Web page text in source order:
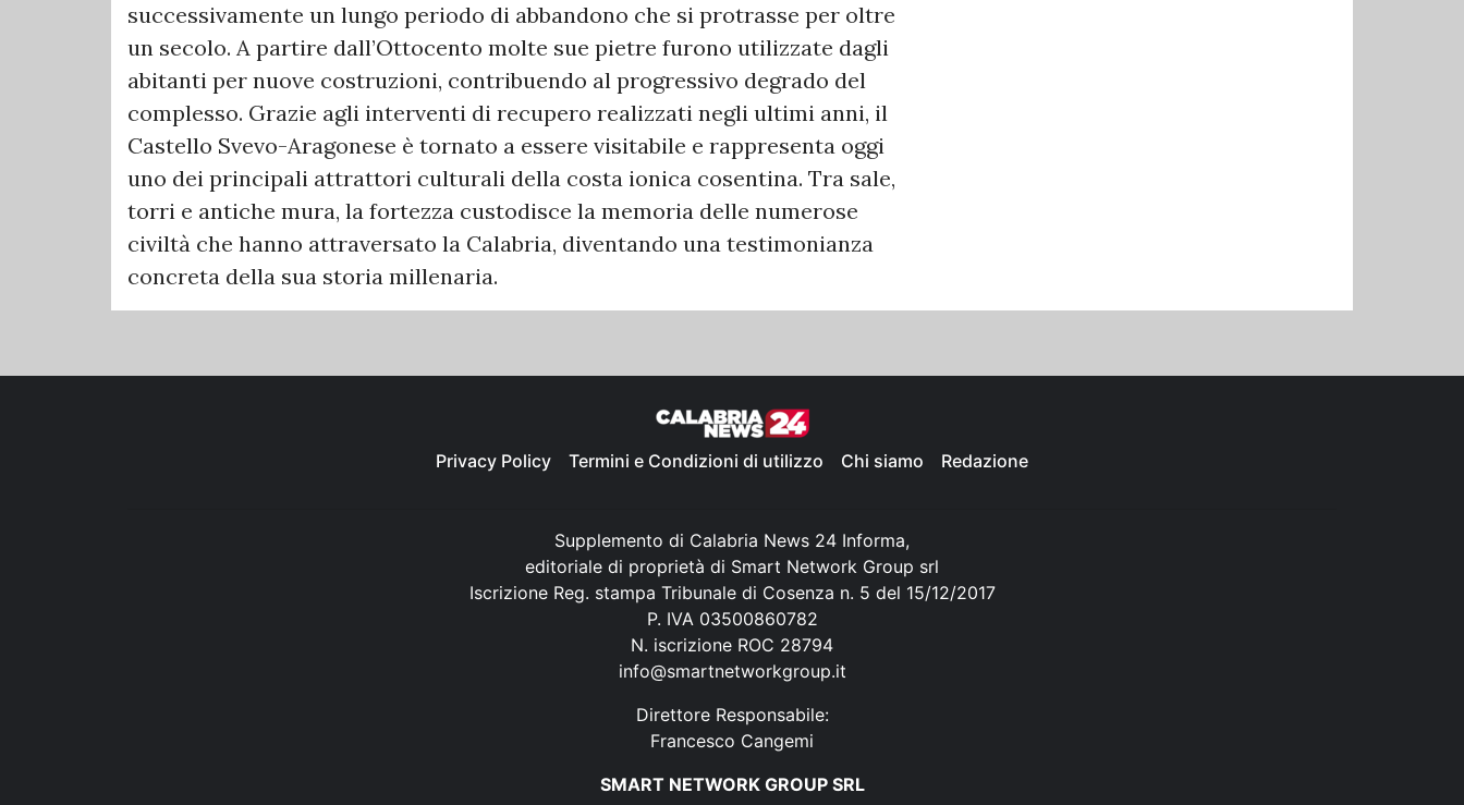
successivamente un lungo periodo di abbandono che si protrasse per oltre
un secolo. A partire dall’Ottocento molte sue pietre furono utilizzate dagli
abitanti per nuove costruzioni, contribuendo al progressivo degrado del
complesso. Grazie agli interventi di recupero realizzati negli ultimi anni, il
Castello Svevo-Aragonese è tornato a essere visitabile e rappresenta oggi
uno dei principali attrattori culturali della costa ionica cosentina. Tra sale,
torri e antiche mura, la fortezza custodisce la memoria delle numerose
civiltà che hanno attraversato la Calabria, diventando una testimonianza
concreta della sua storia millenaria.
Privacy Policy Termini e Condizioni di utilizzo Chi siamo Redazione
Supplemento di Calabria News 24 Informa,
editoriale di proprietà di Smart Network Group srl
Iscrizione Reg. stampa Tribunale di Cosenza n. 5 del 15/12/2017
P. IVA 03500860782
N. iscrizione ROC 28794
info@smartnetworkgroup.it
Direttore Responsabile:
Francesco Cangemi
SMART NETWORK GROUP SRL